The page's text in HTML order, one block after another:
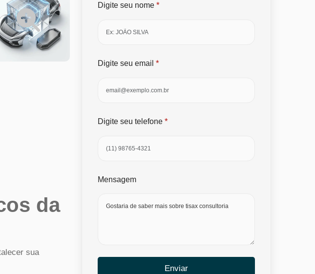
da
sua
Digite seu nome *
Digite seu email *
Digite seu telefone *
Mensagem
Enviar